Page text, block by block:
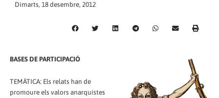
Dimarts, 18 desembre, 2012
BASES DE PARTICIPACIÓ
TEMÀTICA: Els relats han de
promoure els valors anarquistes